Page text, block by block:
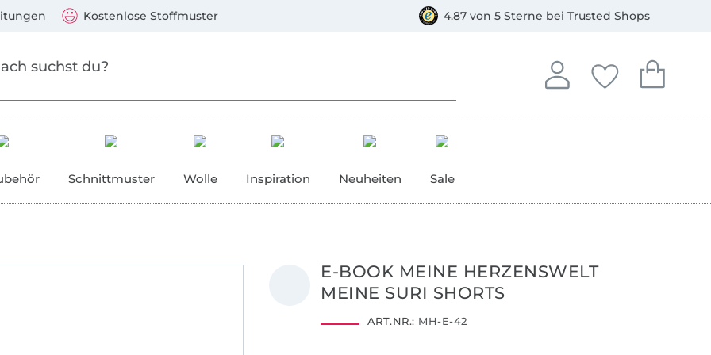
Kostenlose Stoffmuster 4.87 von 5 Sterne bei Trusted Shops
Anmelden
In deinem Konto
Deine
Du hast keine
Dein
Du hast
Schnittmuster Wolle Inspiration Neuheiten Sale
E-BOOK MEINE HERZENSWELT
MEINE SURI SHORTS
ART.NR.: MH-E-42
Mastercard, PayPal, Giropay, Kauf auf Rechnung, Vorkasse